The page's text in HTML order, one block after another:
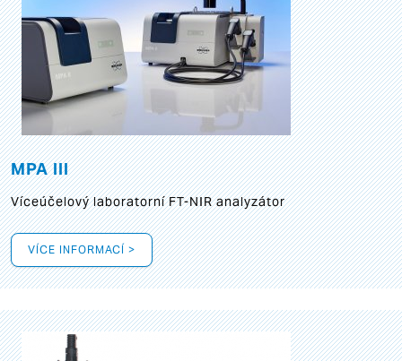
MPA III
Víceúčelový laboratorní FT-NIR analyzátor
VÍCE INFORMACÍ >